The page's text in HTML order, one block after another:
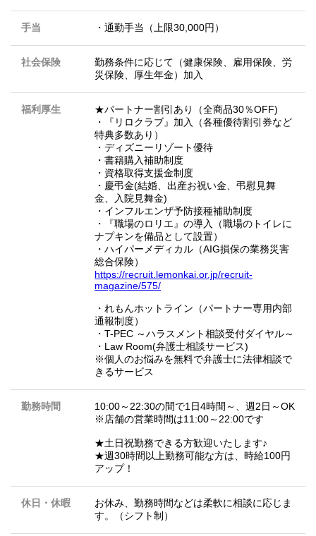
手当 ・通勤手当（上限30,000円）
社会保険
勤務条件に応じて（健康保険、雇用保険、労
災保険、厚生年金）加入
福利厚生
★パートナー割引あり（全商品30％OFF)
・『リロクラブ』加入（各種優待割引券など
特典多数あり）
・ディズニーリゾート優待
・書籍購入補助制度
・資格取得支援金制度
・慶弔金(結婚、出産お祝い金、弔慰見舞
金、入院見舞金)
・インフルエンザ予防接種補助制度
・『職場のロリエ』の導入（職場のトイレに
ナプキンを備品として設置）
・ハイパーメディカル（AIG損保の業務災害
総合保険）
https://recruit.lemonkai.or.jp/recruit-
magazine/575/
・れもんホットライン（パートナー専用内部
通報制度）
・T-PEC ～ハラスメント相談受付ダイヤル～
・Law Room(弁護士相談サービス)
※個人のお悩みを無料で弁護士に法律相談で
きるサービス
勤務時間
10:00～22:30の間で1日4時間～、週2日～OK
※店舗の営業時間は11:00～22:00です
★土日祝勤務できる方歓迎いたします♪
★週30時間以上勤務可能な方は、時給100円
アップ！
休日・休暇
お休み、勤務時間などは柔軟に相談に応じま
す。（シフト制）